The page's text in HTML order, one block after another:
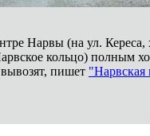
Нарвы (на ул. Кереса,
кольцо) полным
пишет "Нарвская